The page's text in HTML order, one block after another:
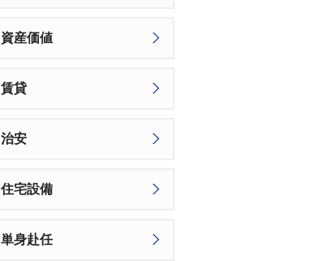
資産価値
賃貸
治安
住宅設備
単身赴任